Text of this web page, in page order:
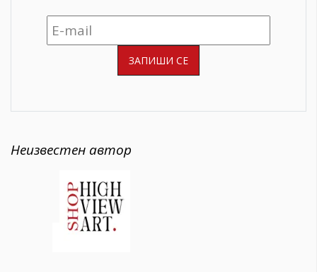
Неизвестен автор